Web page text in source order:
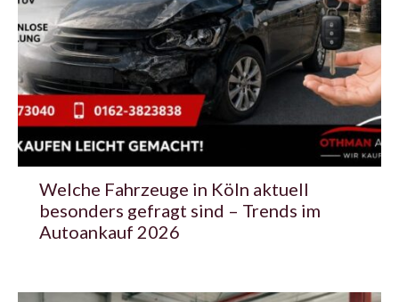
Welche Fahrzeuge in Köln aktuell
besonders gefragt sind – Trends im
Autoankauf 2026